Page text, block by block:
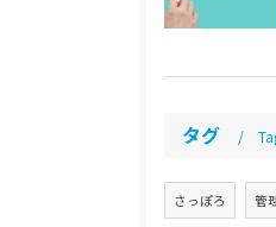
タグ
さっぽろ 管